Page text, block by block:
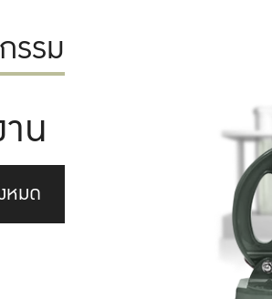
รรม
น
หมด